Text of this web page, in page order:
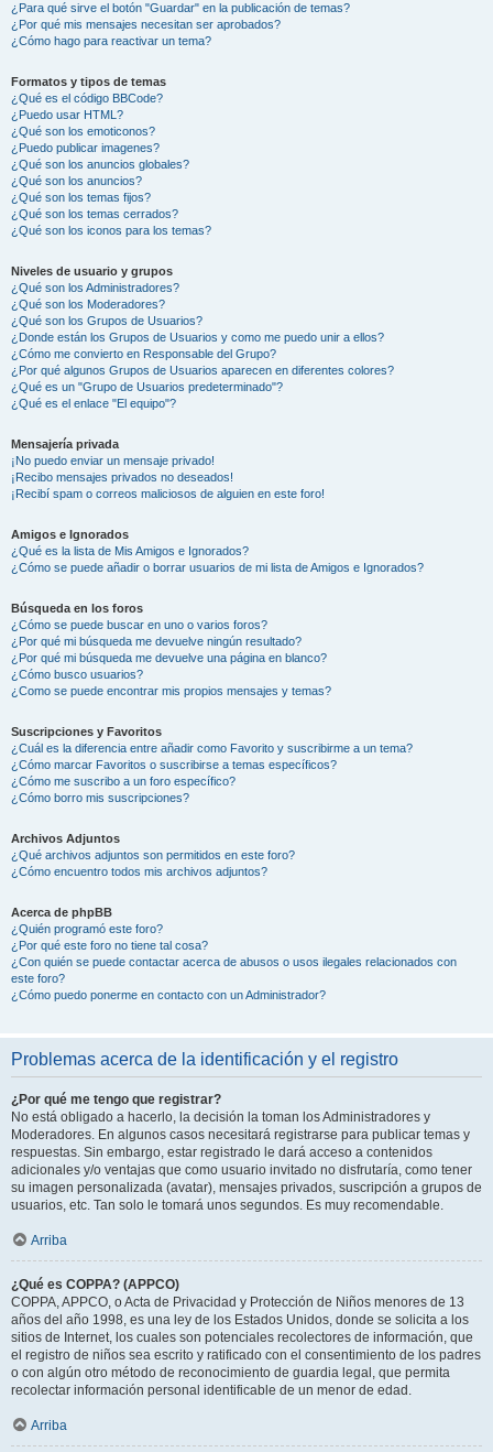
¿Para qué sirve el botón "Guardar" en la publicación de temas?
¿Por qué mis mensajes necesitan ser aprobados?
¿Cómo hago para reactivar un tema?
Formatos y tipos de temas
¿Qué es el código BBCode?
¿Puedo usar HTML?
¿Qué son los emoticonos?
¿Puedo publicar imagenes?
¿Qué son los anuncios globales?
¿Qué son los anuncios?
¿Qué son los temas fijos?
¿Qué son los temas cerrados?
¿Qué son los iconos para los temas?
Niveles de usuario y grupos
¿Qué son los Administradores?
¿Qué son los Moderadores?
¿Qué son los Grupos de Usuarios?
¿Donde están los Grupos de Usuarios y como me puedo unir a ellos?
¿Cómo me convierto en Responsable del Grupo?
¿Por qué algunos Grupos de Usuarios aparecen en diferentes colores?
¿Qué es un "Grupo de Usuarios predeterminado"?
¿Qué es el enlace "El equipo"?
Mensajería privada
¡No puedo enviar un mensaje privado!
¡Recibo mensajes privados no deseados!
¡Recibí spam o correos maliciosos de alguien en este foro!
Amigos e Ignorados
¿Qué es la lista de Mis Amigos e Ignorados?
¿Cómo se puede añadir o borrar usuarios de mi lista de Amigos e Ignorados?
Búsqueda en los foros
¿Cómo se puede buscar en uno o varios foros?
¿Por qué mi búsqueda me devuelve ningún resultado?
¿Por qué mi búsqueda me devuelve una página en blanco?
¿Cómo busco usuarios?
¿Como se puede encontrar mis propios mensajes y temas?
Suscripciones y Favoritos
¿Cuál es la diferencia entre añadir como Favorito y suscribirme a un tema?
¿Cómo marcar Favoritos o suscribirse a temas específicos?
¿Cómo me suscribo a un foro específico?
¿Cómo borro mis suscripciones?
Archivos Adjuntos
¿Qué archivos adjuntos son permitidos en este foro?
¿Cómo encuentro todos mis archivos adjuntos?
Acerca de phpBB
¿Quién programó este foro?
¿Por qué este foro no tiene tal cosa?
¿Con quién se puede contactar acerca de abusos o usos ilegales relacionados con
este foro?
¿Cómo puedo ponerme en contacto con un Administrador?
Problemas acerca de la identificación y el registro
¿Por qué me tengo que registrar?
No está obligado a hacerlo, la decisión la toman los Administradores y
Moderadores. En algunos casos necesitará registrarse para publicar temas y
respuestas. Sin embargo, estar registrado le dará acceso a contenidos
adicionales y/o ventajas que como usuario invitado no disfrutaría, como tener
su imagen personalizada (avatar), mensajes privados, suscripción a grupos de
usuarios, etc. Tan solo le tomará unos segundos. Es muy recomendable.
Arriba
¿Qué es COPPA? (APPCO)
COPPA, APPCO, o Acta de Privacidad y Protección de Niños menores de 13
años del año 1998, es una ley de los Estados Unidos, donde se solicita a los
sitios de Internet, los cuales son potenciales recolectores de información, que
el registro de niños sea escrito y ratificado con el consentimiento de los padres
o con algún otro método de reconocimiento de guardia legal, que permita
recolectar información personal identificable de un menor de edad.
Arriba